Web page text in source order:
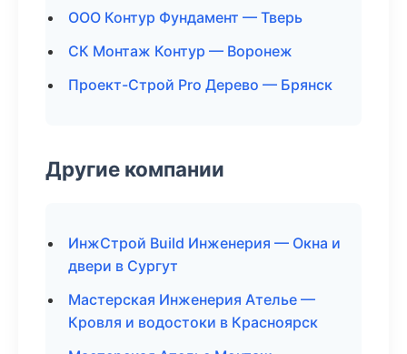
ООО Контур Фундамент — Тверь
СК Монтаж Контур — Воронеж
Проект-Строй Pro Дерево — Брянск
Другие компании
ИнжСтрой Build Инженерия — Окна и
двери в Сургут
Мастерская Инженерия Ателье —
Кровля и водостоки в Красноярск